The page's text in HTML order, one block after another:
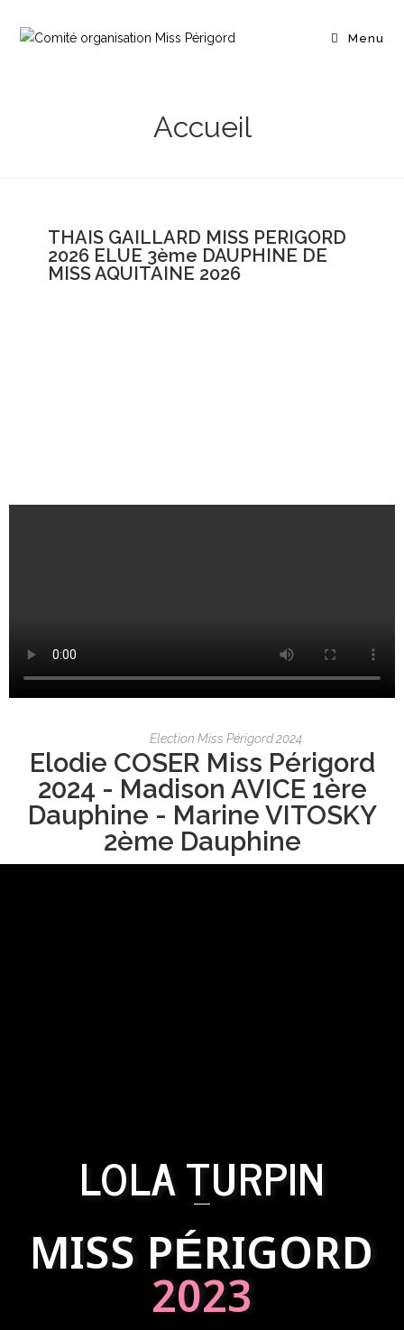
Menu
Accueil
THAIS GAILLARD MISS PERIGORD
2026 ELUE 3ème DAUPHINE DE
MISS AQUITAINE 2026
Election Miss Périgord 2024
Elodie COSER Miss Périgord
2024 - Madison AVICE 1ère
Dauphine - Marine VITOSKY
2ème Dauphine
LOLA TURPIN
MISS PÉRIGORD
2023